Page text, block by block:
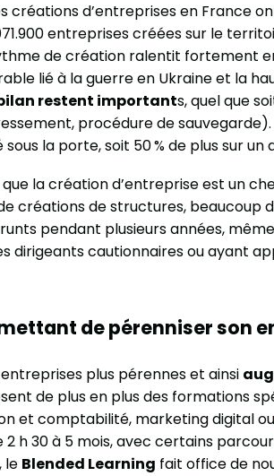
créations d’entreprises en France
entreprises créées sur le
de création ralentit fortement
lié à la guerre en Ukraine et la
restent importants, quel que
procédure de
la porte, soit 50 % de plus sur un
la création d’entreprise est un
créations de structures, beaucoup
pendant plusieurs années, même
dirigeants cautionnaires ou ayant
de pérenniser son
plus pérennes et ainsi
de plus en plus des formations
et comptabilité, marketing digital ou
h 30 à 5 mois, avec certains
le Blended Learning fait office de